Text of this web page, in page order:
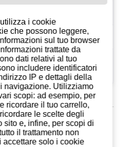
Ribera del Duero
giovedì 13 gennaio,
2005
i cookie
che possono leggere,
sul tuo browser
trattate da
dati relativi al tuo
includere identificatori
IP e dettagli della
navigazione. Utilizziamo
scopi: ad esempio, per
ricordare il tuo carrello,
le scelte degli
sito e, infine, per scopi di
il trattamento non
solo i cookie